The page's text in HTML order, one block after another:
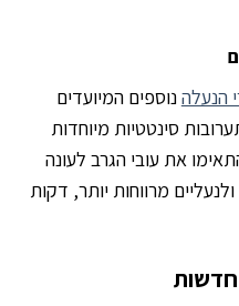
הנעלהנוספים המיועדים
סינטטיות מיוחדות
את עובי הגרב לעונה
מרווחות יותר, דקות
חדשות